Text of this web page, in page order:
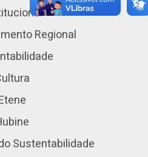
Regional
Sustentabilidade